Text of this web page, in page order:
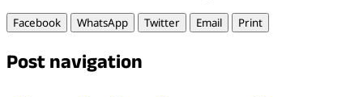
Facebook WhatsApp Twitter Email Print
Post navigation